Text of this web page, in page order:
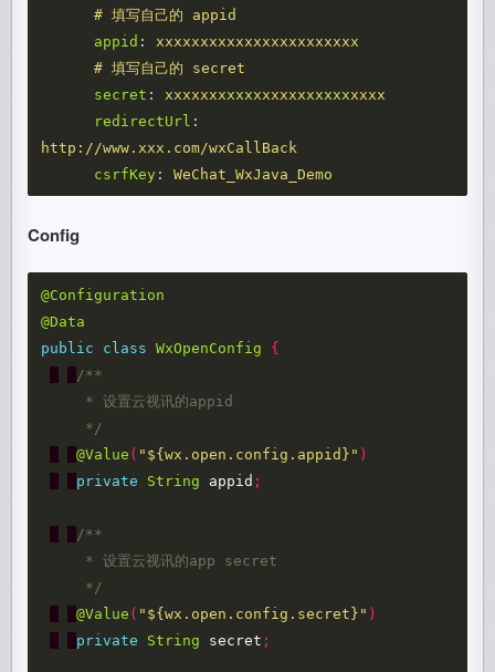
# 填写自己的 appid
appid :
xxxxxxxxxxxxxxxxxxxxxxx
# 填写自己的 secret
secret :
xxxxxxxxxxxxxxxxxxxxxxxxx
redirectUrl :
http://www.xxx.com/wxCallBack
csrfKey : WeChat_WxJava_Demo
Config
@Configuration
@Data
public
class WxOpenConfig
{
/**
*/
@Value ( "${wx.open.config.appid}" )
private
String appid ;
/**
*/
@Value ( "${wx.open.config.secret}" )
private
String secret ;